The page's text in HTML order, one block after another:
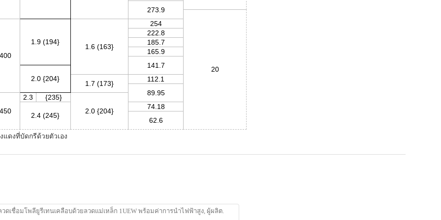
273.9
20
1.9 (194}
1.6 (163}
254
222.8
185.7
165.9
141.7
2.0 {204}
1.7 (173}
112.1
89.95
2.3
{235}
2.0 {204}
2.4 (245}
74.18
62.6
แดงที่บัดกรีด้วยตัวเอง